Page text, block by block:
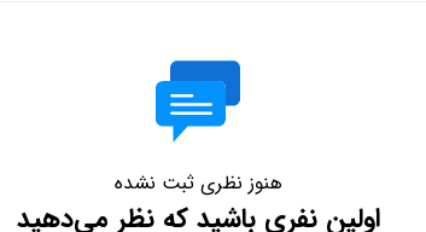
هنوز نظری ثبت نشده
اولین نفری باشید که نظر می‌دهید